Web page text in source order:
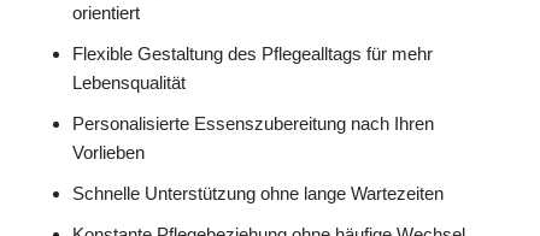
orientiert
Flexible Gestaltung des Pflegealltags für mehr
Lebensqualität
Personalisierte Essenszubereitung nach Ihren
Vorlieben
Schnelle Unterstützung ohne lange Wartezeiten